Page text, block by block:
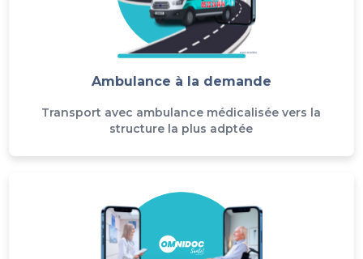
Ambulance à la demande
Transport avec ambulance médicalisée vers la
structure la plus adptée